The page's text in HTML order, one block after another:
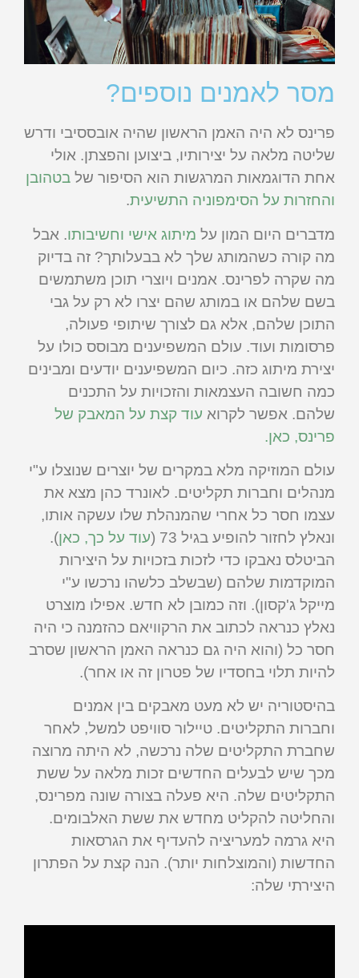
מסר לאמנים נוספים?
פרינס לא היה האמן הראשון שהיה אובססיבי ודרש
שליטה מלאה על יצירותיו, ביצוען והפצתן. אולי
אחת הדוגמאות המרגשות הוא הסיפור של בטהובן
והחזרות על הסימפוניה התשיעית.
מדברים היום המון על מיתוג אישי וחשיבותו. אבל
מה קורה כשהמותג שלך לא בבעלותך? זה בדיוק
מה שקרה לפרינס. אמנים ויוצרי תוכן משתמשים
בשם שלהם או במותג שהם יצרו לא רק על גבי
התוכן שלהם, אלא גם לצורך שיתופי פעולה,
פרסומות ועוד. עולם המשפיענים מבוסס כולו על
יצירת מיתוג כזה. כיום המשפיענים יודעים ומבינים
כמה חשובה העצמאות והזכויות על התכנים
שלהם. אפשר לקרוא עוד קצת על המאבק של
פרינס, כאן.
עולם המוזיקה מלא במקרים של יוצרים שנוצלו ע"י
מנהלים וחברות תקליטים. לאונרד כהן מצא את
עצמו חסר כל אחרי שהמנהלת שלו עשקה אותו,
ונאלץ לחזור להופיע בגיל 73 (
עוד על כך, כאן).
הביטלס נאבקו כדי לזכות בזכויות על היצירות
המוקדמות שלהם (שבשלב כלשהו נרכשו ע"י
מייקל ג'קסון). וזה כמובן לא חדש. אפילו מוצרט
נאלץ כנראה לכתוב את הרקוויאם כהזמנה כי היה
חסר כל (והוא היה גם כנראה האמן הראשון שסרב
להיות תלוי בחסדיו של פטרון זה או אחר).
בהיסטוריה יש לא מעט מאבקים בין אמנים
וחברות התקליטים. טיילור סוויפט למשל, לאחר
שחברת התקליטים שלה נרכשה, לא היתה מרוצה
מכך שיש לבעלים החדשים זכות מלאה על ששת
התקליטים שלה. היא פעלה בצורה שונה מפרינס,
והחליטה להקליט מחדש את ששת האלבומים.
היא גרמה למעריציה להעדיף את הגרסאות
החדשות (והמוצלחות יותר). הנה קצת על הפתרון
היצירתי שלה: